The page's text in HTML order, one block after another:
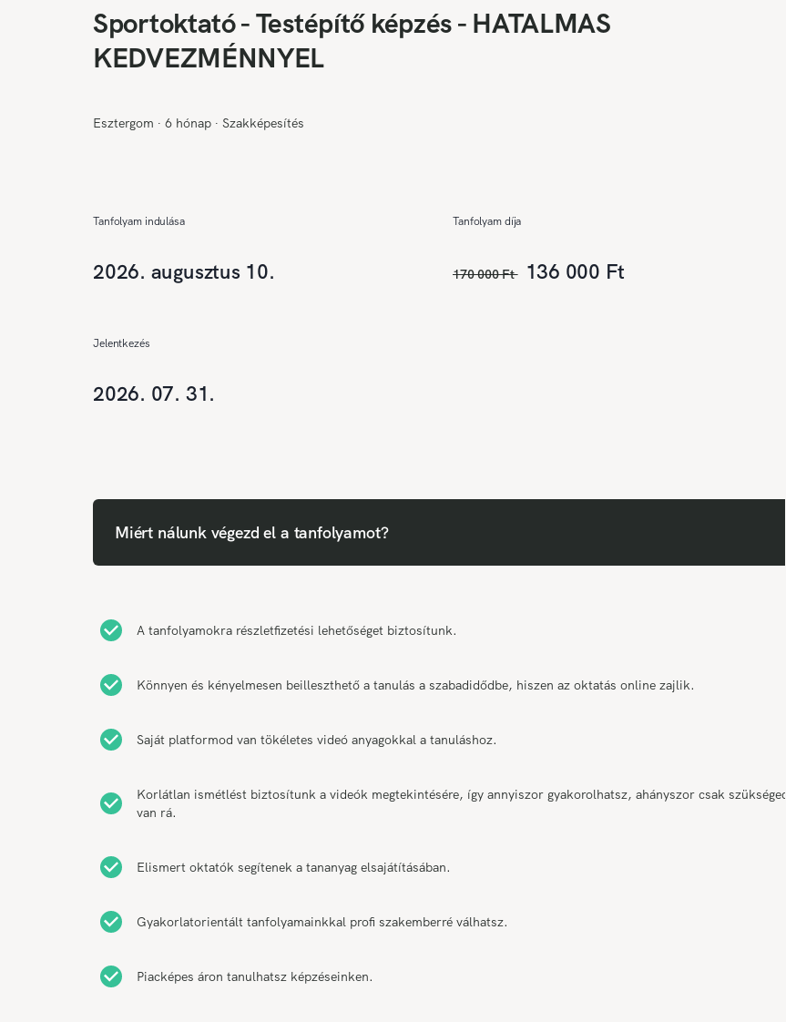
Sportoktató - Testépítő képzés - HATALMAS
KEDVEZMÉNNYEL
Esztergom ∙ 6 hónap ∙ Szakképesítés
Tanfolyam indulása
2026. augusztus 10.
Tanfolyam díja
170 000 Ft 136 000 Ft
Jelentkezés
2026. 07. 31.
Miért nálunk végezd el a tanfolyamot?
A tanfolyamokra részletfizetési lehetőséget biztosítunk.
Könnyen és kényelmesen beilleszthető a tanulás a szabadidődbe, hiszen az oktatás online zajlik.
Saját platformod van tökéletes videó anyagokkal a tanuláshoz.
Korlátlan ismétlést biztosítunk a videók megtekintésére, így annyiszor gyakorolhatsz, ahányszor csak szükséged
van rá.
Elismert oktatók segítenek a tananyag elsajátításában.
Gyakorlatorientált tanfolyamainkkal profi szakemberré válhatsz.
Piacképes áron tanulhatsz képzéseinken.